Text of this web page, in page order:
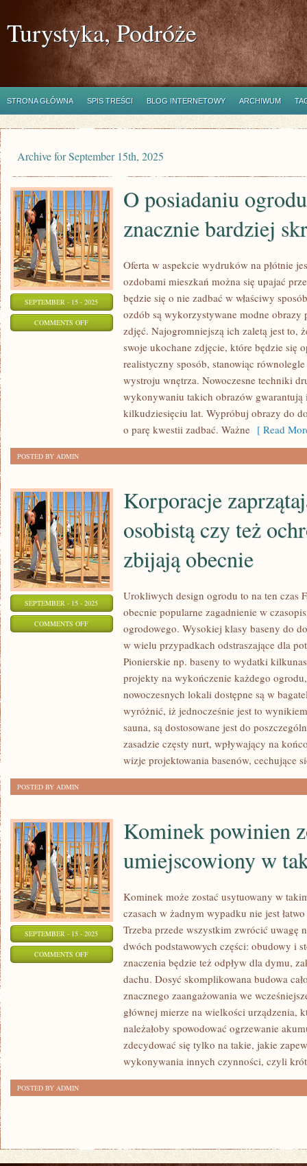
Turystyka, Podróże
STRONA GŁÓWNA SPIS TREŚCI BLOG INTERNETOWY ARCHIWUM
Archive for September 15th, 2025
SEPTEMBER - 15 - 2025
COMMENTS OFFON
SKRYCIE
O posiadaniu
znacznie bardziej
Oferta w aspekcie wydruków na płótnie
ozdobami mieszkań można się upajać
będzie się o nie zadbać w właściwy
ozdób są wykorzystywane modne obrazy
zdjęć. Najogromniejszą ich zaletą jest to,
swoje ukochane zdjęcie, które będzie się
realistyczny sposób, stanowiąc
wystroju wnętrza. Nowoczesne techniki
wykonywaniu takich obrazów gwarantują
kilkudziesięciu lat. Wypróbuj obrazy do
o parę kwestii zadbać. Ważne [ Read
POSTED BY ADMIN
SEPTEMBER - 15 - 2025
COMMENTS OFFON
ZAPRZĄTAJĄCE
MIENIA
ZBIJAJĄ
Korporacje
osobistą czy też
zbijają obecnie
Urokliwych design ogrodu to na ten czas
obecnie popularne zagadnienie w
ogrodowego. Wysokiej klasy baseny do
w wielu przypadkach odstraszające dla
Pionierskie np. baseny to wydatki
projekty na wykończenie każdego
nowoczesnych lokali dostępne są w
wyróżnić, iż jednocześnie jest to
sauna, są dostosowane jest do
zasadzie częsty nurt, wpływający na
wizje projektowania basenów, cechujące
POSTED BY ADMIN
SEPTEMBER - 15 - 2025
COMMENTS OFFON
Kominek powinien
umiejscowiony w
Kominek może zostać usytuowany w
czasach w żadnym wypadku nie jest
Trzeba przede wszystkim zwrócić uwagę
dwóch podstawowych części: obudowy i
znaczenia będzie też odpływ dla dymu,
dachu. Dosyć skomplikowana budowa
znacznego zaangażowania we
głównej mierze na wielkości urządzenia,
należałoby spowodować ogrzewanie
zdecydować się tylko na takie, jakie
wykonywania innych czynności, czyli
POSTED BY ADMIN